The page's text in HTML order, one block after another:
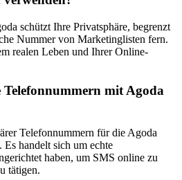
schützt Ihre Privatsphäre, begrenzt
Nummer von Marketinglisten fern.
realen Leben und Ihrer Online-
Telefonnummern mit Agoda
Telefonnummern für die Agoda
handelt sich um echte
haben, um SMS online zu
tätigen.